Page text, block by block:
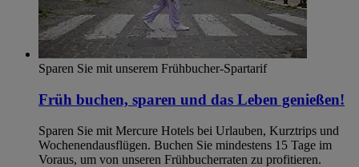
Sparen Sie mit unserem Frühbucher-Spartarif
Früh buchen, sparen und das Leben genießen!
Sparen Sie mit Mercure Hotels bei Urlauben, Kurztrips und
Wochenendausflügen. Buchen Sie mindestens 15 Tage im
Voraus, um von unseren Frühbucherraten zu profitieren.